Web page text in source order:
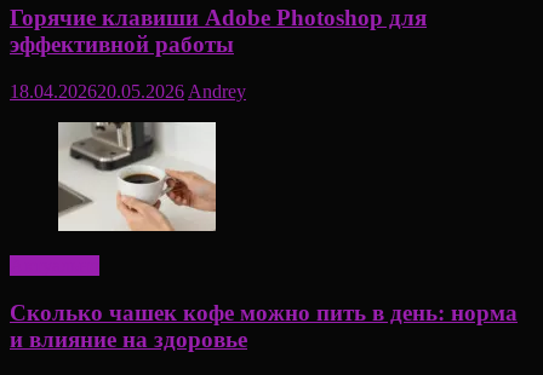
Горячие клавиши Adobe Photoshop для
эффективной работы
18.04.202620.05.2026 Andrey
Сколько чашек кофе можно пить в день: норма
и влияние на здоровье